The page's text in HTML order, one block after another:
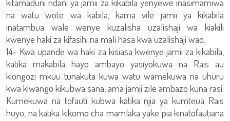
na watu wote wa kabila, kama vile jamii ya kikabila
inatambua wale wenye kuzalisha uzalishaji wa kiakili
kwenye haki za kifasihi na mali hasa kwa uzalishaji wao.
14- Kwa upande wa haki za kisiasa kwenye jamii za kikabila,
katika makabila hayo ambayo yasiyokuwa na Rais au
kiongozi mkuu tunakuta kuwa watu wamekuwa na uhuru
kwa kiwango kikubwa sana, ama jamii zile ambazo kuna rasi:
Kumekuwa na tofauti kubwa katika njia ya kumteua Rais
huyo, na katika kikomo cha mamlaka yake pia kinatofautiana